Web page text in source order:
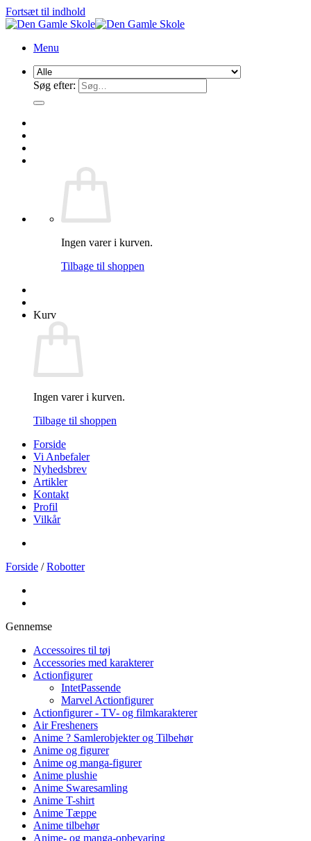
Fortsæt til indhold
Menu
Søg efter:
Ingen varer i kurven.
Tilbage til shoppen
Kurv
Ingen varer i kurven.
Tilbage til shoppen
Forside
Vi Anbefaler
Nyhedsbrev
Artikler
Kontakt
Profil
Vilkår
Forside / Robotter
Gennemse
Accessoires til tøj
Accessories med karakterer
Actionfigurer
IntetPassende
Marvel Actionfigurer
Actionfigurer - TV- og filmkarakterer
Air Fresheners
Anime ? Samlerobjekter og Tilbehør
Anime og figurer
Anime og manga-figurer
Anime plushie
Anime Swaresamling
Anime T-shirt
Anime Tæppe
Anime tilbehør
Anime- og manga-opbevaring